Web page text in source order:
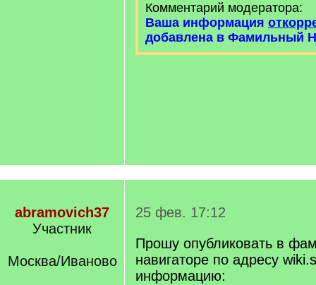
Комментарий модератора:
Ваша информация
добавлена в Фамильный
abramovich37
Участник
Москва/Иваново
25 фев. 17:12
Прошу опубликовать в
навигаторе по адресу
информацию: